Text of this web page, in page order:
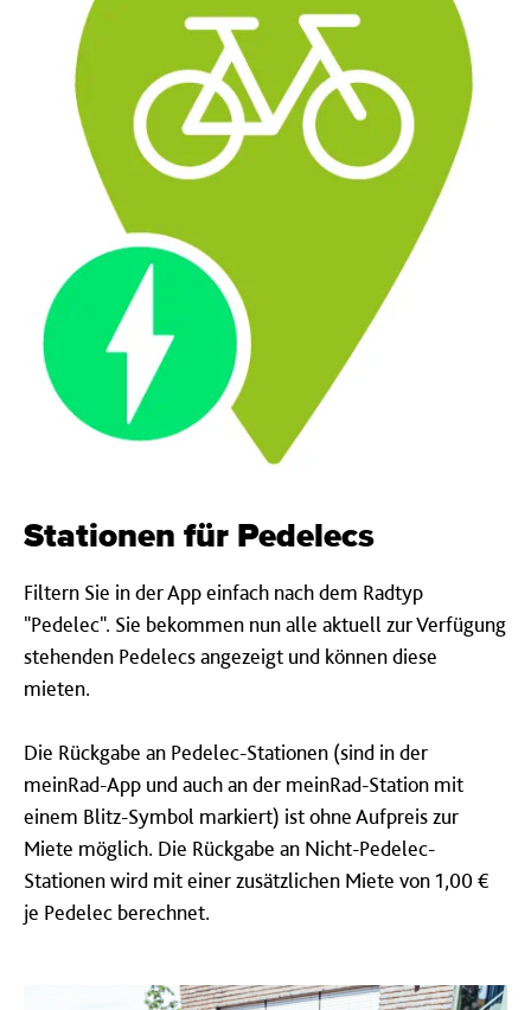
Stationen für Pedelecs
Filtern Sie in der App einfach nach dem Radtyp
"Pedelec". Sie bekommen nun alle aktuell zur Verfügung
stehenden Pedelecs angezeigt und können diese
mieten.
Die Rückgabe an Pedelec-Stationen (sind in der
meinRad-App und auch an der meinRad-Station mit
einem Blitz-Symbol markiert) ist ohne Aufpreis zur
Miete möglich. Die Rückgabe an Nicht-Pedelec-
Stationen wird mit einer zusätzlichen Miete von 1,00 €
je Pedelec berechnet.